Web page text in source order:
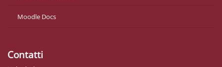
Moodle Docs
Contatti